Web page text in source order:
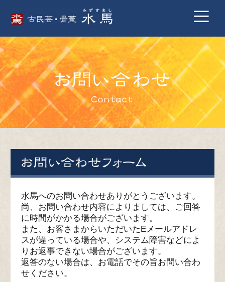
水馬へのお問い合わせありがとうございます。
尚、お問い合わせ内容によりましては、ご回答
に時間がかかる場合がございます。
また、お客さまからいただいたEメールアドレ
スが違っている場合や、システム障害などによ
りお返事できない場合がございます。
返答のない場合は、お電話でその旨お問い合わ
せください。